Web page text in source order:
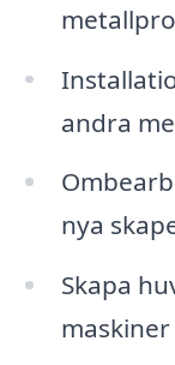
andra
nya
Skapa